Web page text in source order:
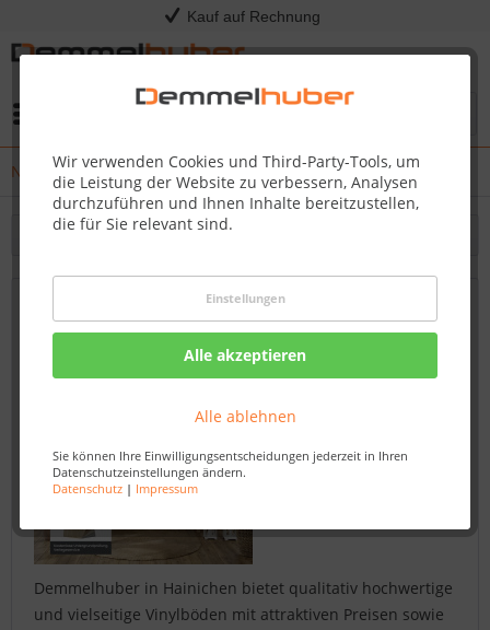
Kauf auf Rechnung
Wir verwenden Cookies und Third-Party-Tools, um
die Leistung der Website zu verbessern, Analysen
durchzuführen und Ihnen Inhalte bereitzustellen,
die für Sie relevant sind.
Einstellungen
Alle akzeptieren
Alle ablehnen
Sie können Ihre Einwilligungsentscheidungen jederzeit in Ihren
Datenschutzeinstellungen ändern.
Datenschutz| Impressum
News
Filtern
Vinylboden kaufen zu attraktiven Preisen
bei Demmelhuber in Hainichen – Robust,
praktisch und stilvoll
Demmelhuber in Hainichen bietet qualitativ hochwertige
und vielseitige Vinylböden mit attraktiven Preisen sowie